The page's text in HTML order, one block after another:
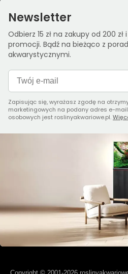
Newsletter
Odbierz 15 zł na zakupy od 200
promocji. Bądź na bieżąco z
akwarystycznymi.
Zapisując się, wyrażasz zgodę na
marketingowych na podany adres e-
osobowych jest roslinyakwariowe.pl.